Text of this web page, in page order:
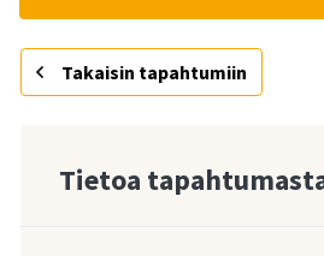
Takaisin tapahtumiin
Tietoa